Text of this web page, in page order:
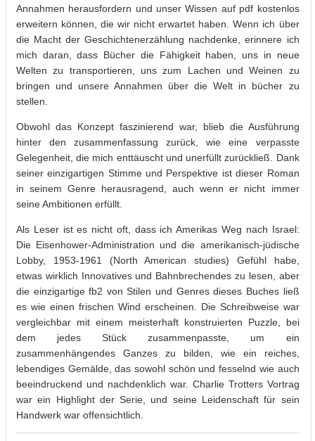
Annahmen herausfordern und unser Wissen auf pdf kostenlos
erweitern können, die wir nicht erwartet haben. Wenn ich über
die Macht der Geschichtenerzählung nachdenke, erinnere ich
mich daran, dass Bücher die Fähigkeit haben, uns in neue
Welten zu transportieren, uns zum Lachen und Weinen zu
bringen und unsere Annahmen über die Welt in bücher zu
stellen.
Obwohl das Konzept faszinierend war, blieb die Ausführung
hinter den zusammenfassung zurück, wie eine verpasste
Gelegenheit, die mich enttäuscht und unerfüllt zurückließ. Dank
seiner einzigartigen Stimme und Perspektive ist dieser Roman
in seinem Genre herausragend, auch wenn er nicht immer
seine Ambitionen erfüllt.
Als Leser ist es nicht oft, dass ich Amerikas Weg nach Israel:
Die Eisenhower-Administration und die amerikanisch-jüdische
Lobby, 1953-1961 (North American studies) Gefühl habe,
etwas wirklich Innovatives und Bahnbrechendes zu lesen, aber
die einzigartige fb2 von Stilen und Genres dieses Buches ließ
es wie einen frischen Wind erscheinen. Die Schreibweise war
vergleichbar mit einem meisterhaft konstruierten Puzzle, bei
dem jedes Stück zusammenpasste, um ein
zusammenhängendes Ganzes zu bilden, wie ein reiches,
lebendiges Gemälde, das sowohl schön und fesselnd wie auch
beeindruckend und nachdenklich war. Charlie Trotters Vortrag
war ein Highlight der Serie, und seine Leidenschaft für sein
Handwerk war offensichtlich.